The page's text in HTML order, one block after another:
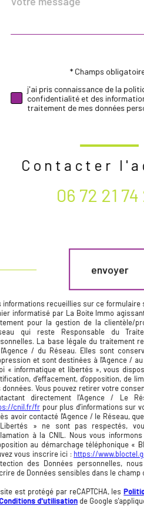
défaut
*
Validation* Champs
j'ai pris connaissance de la
confidentialité et des
traitement de mes données
Contacter
06 72 21
envoyer
informations recueillies sur ce formulaire
informatisé par La Boite Immo
pour la gestion de la clientèle/
qui reste Responsable du
La base légale du traitement
/ du Réseau. Elles sont
et sont destinées à l'Agence /
« informatique et libertés », vous
d’effacement, d’opposition, de
données. Vous pouvez retirer votre
directement l’Agence / Le
cnil.fr/fr pour plus d’informations sur
avoir contacté l'Agence / le Réseau,
» ne sont pas respectés,
à la CNIL. Nous vous
au démarchage téléphonique «
vous inscrire ici : https://
des Données personnelles,
de Données sensibles dans le champ
est protégé par reCAPTCHA, les
d'utilisationde Google